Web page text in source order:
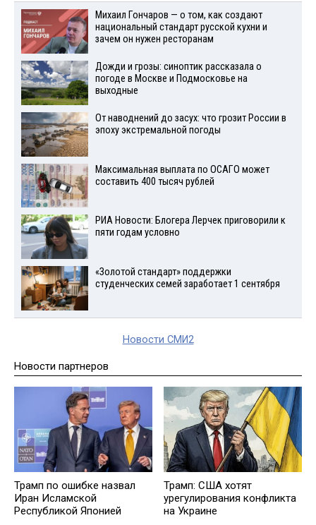
Михаил Гончаров — о том, как создают
национальный стандарт русской кухни и
зачем он нужен ресторанам
Дожди и грозы: синоптик рассказала о
погоде в Москве и Подмосковье на
выходные
От наводнений до засух: что грозит России в
эпоху экстремальной погоды
Максимальная выплата по ОСАГО может
составить 400 тысяч рублей
РИА Новости: Блогера Лерчек приговорили к
пяти годам условно
«Золотой стандарт» поддержки
студенческих семей заработает 1 сентября
Новости СМИ2
Новости партнеров
Трамп по ошибке назвал
Иран Исламской
Республикой Японией
Трамп: США хотят
урегулирования конфликта
на Украине